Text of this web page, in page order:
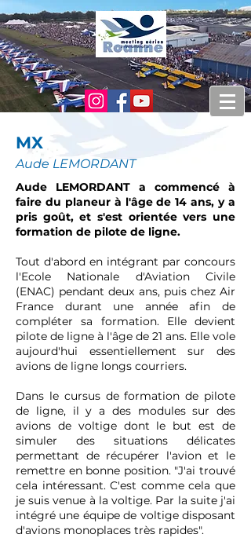
MX
Aude LEMORDANT
Aude LEMORDANT a commencé à
faire du planeur à l'âge de 14 ans, y a
pris goût, et s'est orientée vers une
formation de pilote de ligne.
Tout d'abord en intégrant par concours
l'Ecole Nationale d'Aviation Civile
(ENAC) pendant deux ans, puis chez Air
France durant une année afin de
compléter sa formation. Elle devient
pilote de ligne à l'âge de 21 ans. Elle vole
aujourd'hui essentiellement sur des
avions de ligne longs courriers.
Dans le cursus de formation de pilote
de ligne, il y a des modules sur des
avions de voltige dont le but est de
simuler des situations délicates
permettant de récupérer l'avion et le
remettre en bonne position. "J'ai trouvé
cela intéressant. C'est comme cela que
je suis venue à la voltige. Par la suite j'ai
intégré une équipe de voltige disposant
d'avions monoplaces très rapides".